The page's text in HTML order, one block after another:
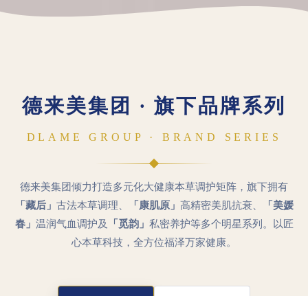
德来美集团 · 旗下品牌系列
DLAME GROUP · BRAND SERIES
德来美集团倾力打造多元化大健康本草调护矩阵，旗下拥有
「藏后」 古法本草调理、 「康肌原」 高精密美肌抗衰、
「美媛
春」 温润气血调护及 「觅韵」 私密养护等多个明星系列。以匠
心本草科技，全方位福泽万家健康。